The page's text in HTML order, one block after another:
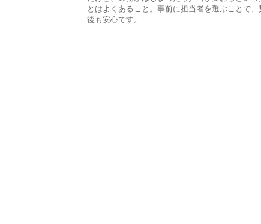
とはよくあること。事前に担当者を選ぶことで、
後も安心です。